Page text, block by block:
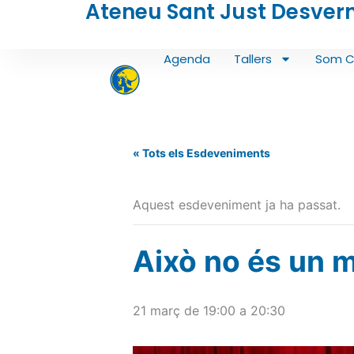
Ateneu Sant Just
Agenda Tallers Som
« Tots els Esdeveniments
Aquest esdeveniment ja ha passat.
Això no és un
21 març de 19:00 a 20:30